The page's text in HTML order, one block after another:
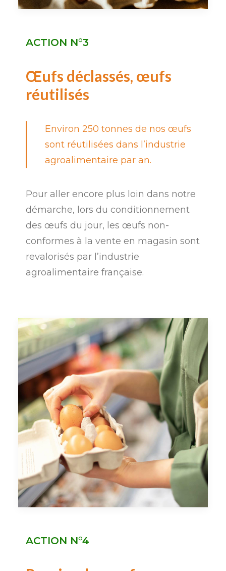
ACTION N°3
Œufs déclassés, œufs
réutilisés
Environ 250 tonnes de nos œufs
sont réutilisées dans l’industrie
agroalimentaire par an.
Pour aller encore plus loin dans notre
démarche, lors du conditionnement
des œufs du jour, les œufs non-
conformes à la vente en magasin sont
revalorisés par l’industrie
agroalimentaire française.
ACTION N°4